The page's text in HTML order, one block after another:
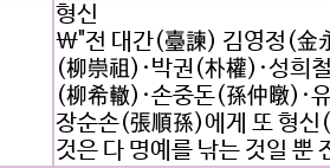
형신
\"전 대간(臺諫) 김영정(金
(柳崇祖)·박권(朴權)·성희
(柳希轍)·손중돈(孫仲暾)·
장순손(張順孫)에게 또 형
것은 다 명예를 낚는 것일